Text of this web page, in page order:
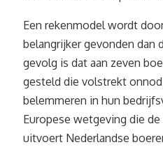
Een rekenmodel wordt
belangrijker gevonden dan
gevolg is dat aan zeven
gesteld die volstrekt
belemmeren in hun
Europese wetgeving die
uitvoert Nederlandse